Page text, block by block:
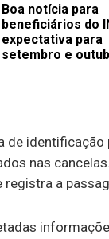
Boa notícia para
beneficiários do
expectativa para
setembro e
de
nas
a